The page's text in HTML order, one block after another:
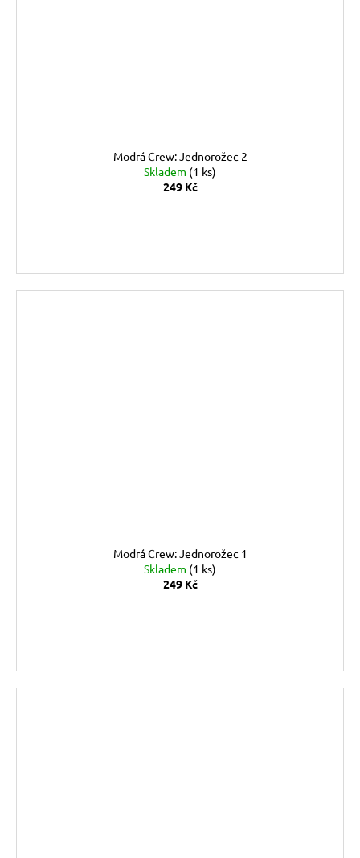
Modrá Crew: Jednorožec 2
Skladem (1 ks)
249 Kč
Modrá Crew: Jednorožec 1
Skladem (1 ks)
249 Kč